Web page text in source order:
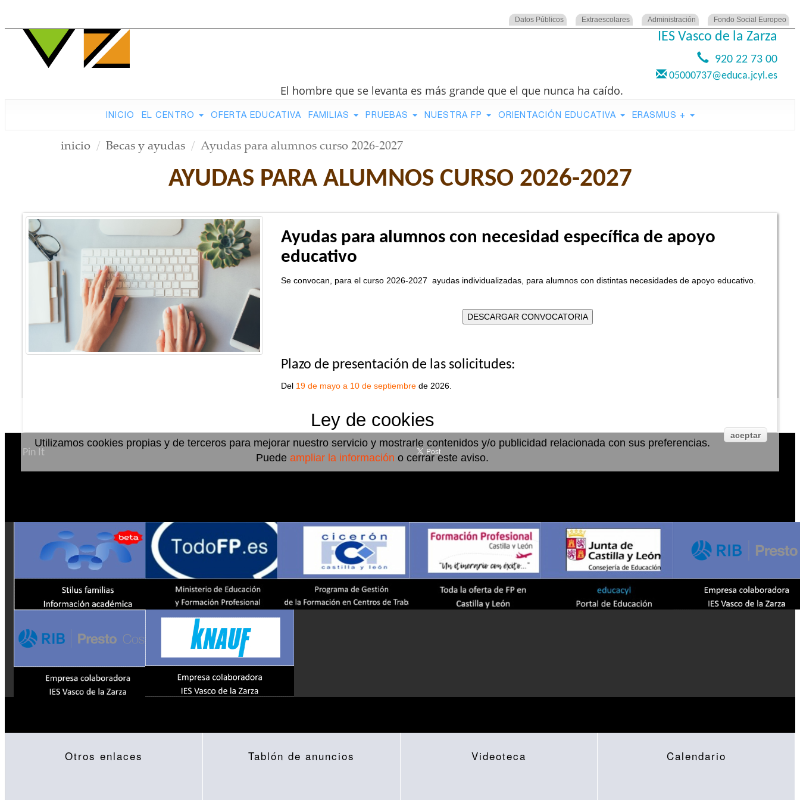
Datos Públicos Extraescolares Administración Fondo Social Europeo
IES Vasco de la Zarza
920 22 73 00
05000737@educa.jcyl.es
El hombre que se levanta es más grande que el que nunca ha caído.
INICIO EL CENTRO OFERTA EDUCATIVA FAMILIAS PRUEBAS NUESTRA FP ORIENTACIÓN EDUCATIVA ERASMUS +
inicio Becas y ayudas Ayudas para alumnos curso 2026-2027
AYUDAS PARA ALUMNOS CURSO 2026-2027
Ayudas para alumnos con necesidad específica de apoyo
educativo
Se convocan, para el curso 2026-2027 ayudas individualizadas, para alumnos con distintas necesidades de apoyo educativo.
Plazo de presentación de las solicitudes:
Del 19 de mayo a 10 de septiembre de 2026.
Pin It
Otros enlaces Tablón de anuncios Videoteca Calendario
Ley de cookies
Utilizamos cookies propias y de terceros para mejorar nuestro servicio y mostrarle contenidos y/o publicidad relacionada con sus preferencias.
Puede ampliar la información o cerrar este aviso.
aceptar